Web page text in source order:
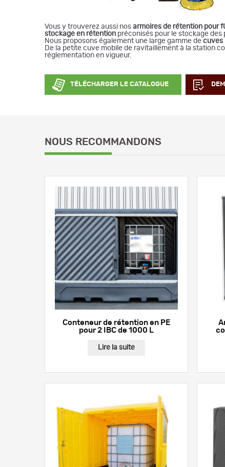
Vous y trouverez aussi nos armoires de rétention pour
stockage en rétention préconisés pour le stockage
Nous proposons également une large gamme de cuves
De la petite cuve mobile de ravitaillement à la station
réglementation en vigueur.
TÉLÉCHARGER LE CATALOGUE
NOUS RECOMMANDONS
Conteneur de rétention en PE
pour 2 IBC de 1000 L
Lire la suite